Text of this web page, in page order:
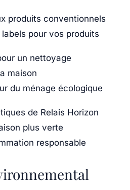
produits conventionnels
pour vos produits
un nettoyage
maison
du ménage écologique
de Relais Horizon
plus verte
responsable